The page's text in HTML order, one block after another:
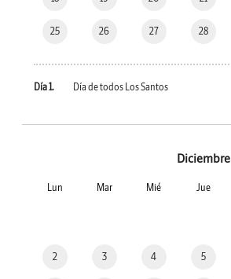
25 26 27 28
Día 1. Día de todos Los Santos
Diciembre
Lun Mar Mié Jue
2 3 4 5